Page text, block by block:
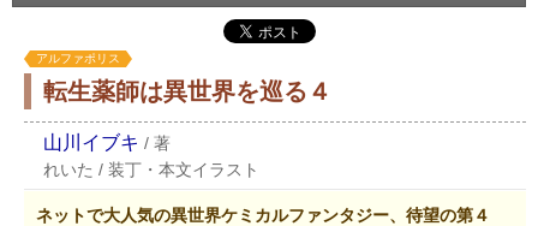
アルファポリス
転生薬師は異世界を巡る４
山川イブキ / 著
れいた / 装丁・本文イラスト
ネットで大人気の異世界ケミカルファンタジー、待望の第４